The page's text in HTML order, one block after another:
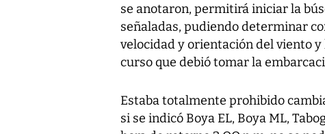
se anotaron, permitirá iniciar la
señaladas, pudiendo determinar
velocidad y orientación del viento
curso que debió tomar la
Estaba totalmente prohibido
si se indicó Boya EL, Boya ML,